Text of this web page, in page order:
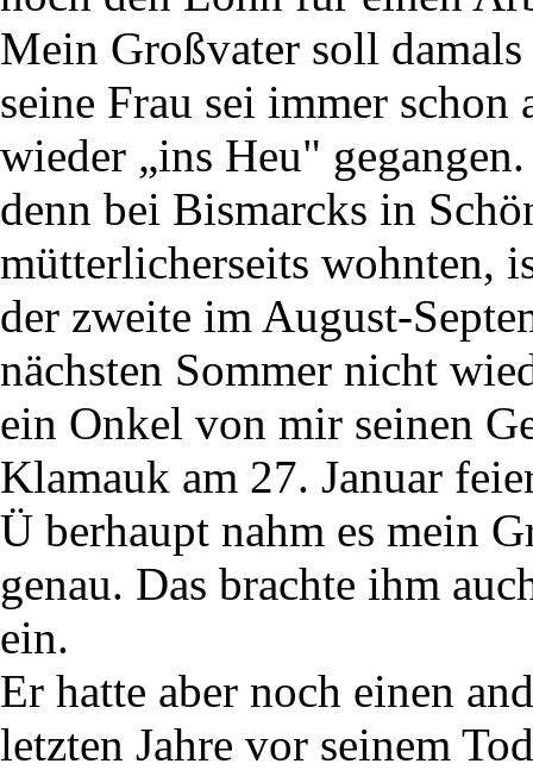
Mein Großvater soll
seine Frau sei immer
wieder „ins Heu"
denn bei Bismarcks in
mütterlicherseits wohnten,
der zweite im August-
nächsten Sommer nicht
ein Onkel von mir seinen
Klamauk am 27. Januar
Ü berhaupt nahm es mein
genau. Das brachte ihm
ein.
Er hatte aber noch einen
letzten Jahre vor seinem